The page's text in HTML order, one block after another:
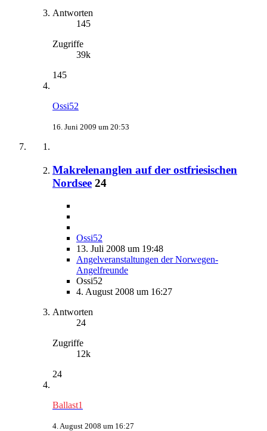
Antworten
145
Zugriffe
39k
145
Ossi52
16. Juni 2009 um 20:53
Makrelenanglen auf der ostfriesischen
Nordsee 24
Ossi52
13. Juli 2008 um 19:48
Angelveranstaltungen der Norwegen-
Angelfreunde
Ossi52
4. August 2008 um 16:27
Antworten
24
Zugriffe
12k
24
Ballast1
4. August 2008 um 16:27